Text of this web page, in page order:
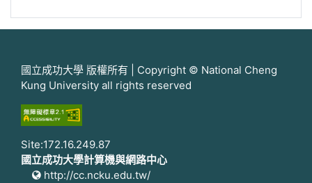
國立成功大學 版權所有 | Copyright © National Cheng
Kung University all rights reserved
Site:172.16.249.87
國立成功大學計算機與網路中心
http://cc.ncku.edu.tw/